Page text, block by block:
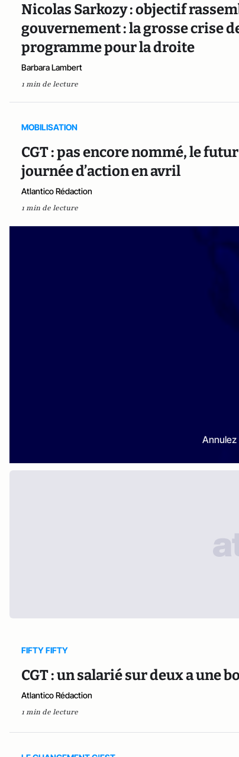
Nicolas Sarkozy : objectif
gouvernement : la grosse crise
programme pour la droite
Barbara Lambert
1 min de lecture
MOBILISATION
CGT : pas encore nommé, le
journée d’action en avril
Atlantico Rédaction
1 min de lecture
Annulez
FIFTY FIFTY
CGT : un salarié sur deux a une
Atlantico Rédaction
1 min de lecture